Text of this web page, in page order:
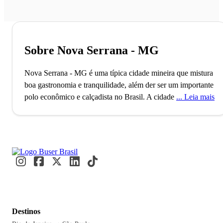
Sobre Nova Serrana - MG
Nova Serrana - MG é uma típica cidade mineira que mistura
boa gastronomia e tranquilidade, além der ser um importante
polo econômico e calçadista no Brasil. A cidade de Nova
calçados esportivos, foi fundado no ano de 1869 e é um
importante polo calçadista do Brasil. A cidade é conhecida
homenagem à cidade de Pitangui, outrora conhecida como
Leia mais
Destinos